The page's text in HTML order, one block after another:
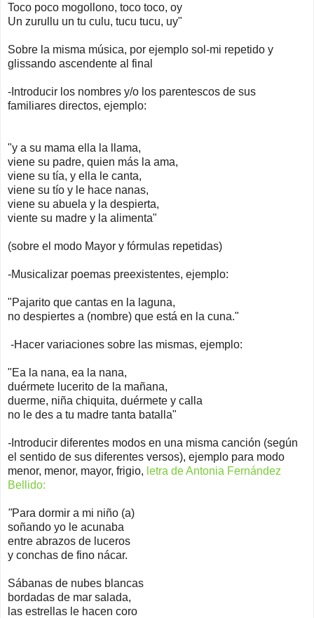
Toco poco mogollono, toco toco, oy
Un zurullu un tu culu, tucu tucu, uy"
Sobre la misma música, por ejemplo sol-mi repetido y
glissando ascendente al final
-Introducir los nombres y/o los parentescos de sus
familiares directos, ejemplo:
"y a su mama ella la llama,
viene su padre, quien más la ama,
viene su tía, y ella le canta,
viene su tío y le hace nanas,
viene su abuela y la despierta,
viente su madre y la alimenta"
(sobre el modo Mayor y fórmulas repetidas)
-Musicalizar poemas preexistentes, ejemplo:
"Pajarito que cantas en la laguna,
no despiertes a (nombre) que está en la cuna."
-Hacer variaciones sobre las mismas, ejemplo:
"Ea la nana, ea la nana,
duérmete lucerito de la mañana,
duerme, niña chiquita, duérmete y calla
no le des a tu madre tanta batalla"
- Introducir diferentes modos en una misma canción (según
el sentido de sus diferentes versos), ejemplo para modo
menor, menor, mayor, frigio, letra de Antonia Fernández
Bellido:
"Para dormir a mi niño (a)
soñando yo le acunaba
entre abrazos de luceros
y conchas de fino nácar.
Sábanas de nubes blancas
bordadas de mar salada,
las estrellas le hacen coro